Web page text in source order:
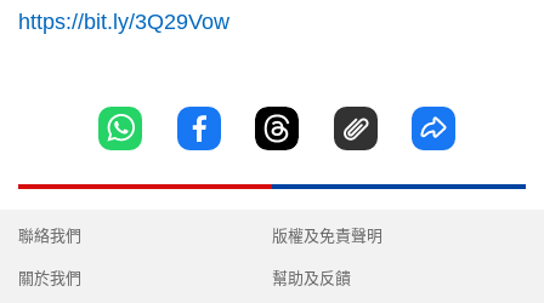
https://bit.ly/3Q29Vow
聯絡我們
關於我們
版權及免責聲明
幫助及反饋